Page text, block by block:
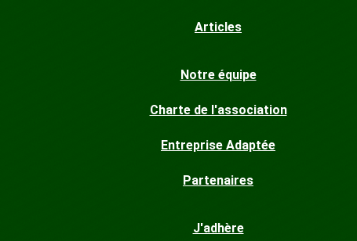
Articles
Notre équipe
Charte de l'association
Entreprise Adaptée
Partenaires
J'adhère